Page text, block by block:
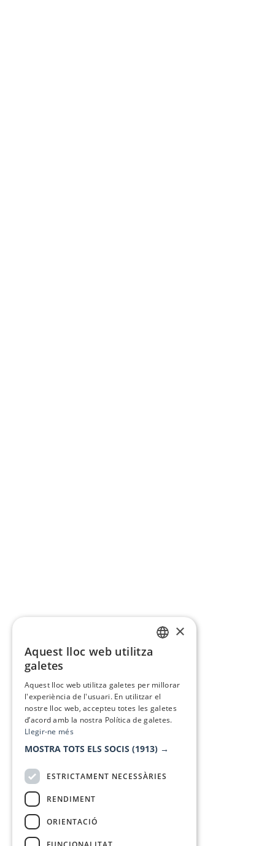
×
Aquest lloc web utilitza
galetes
Aquest lloc web utilitza galetes per millorar
l'experiència de l'usuari. En utilitzar el
nostre lloc web, accepteu totes les galetes
d’acord amb la nostra Política de galetes.
Llegir-ne més
MOSTRA TOTS ELS SOCIS (1913) →
ESTRICTAMENT NECESSÀRIES
RENDIMENT
ORIENTACIÓ